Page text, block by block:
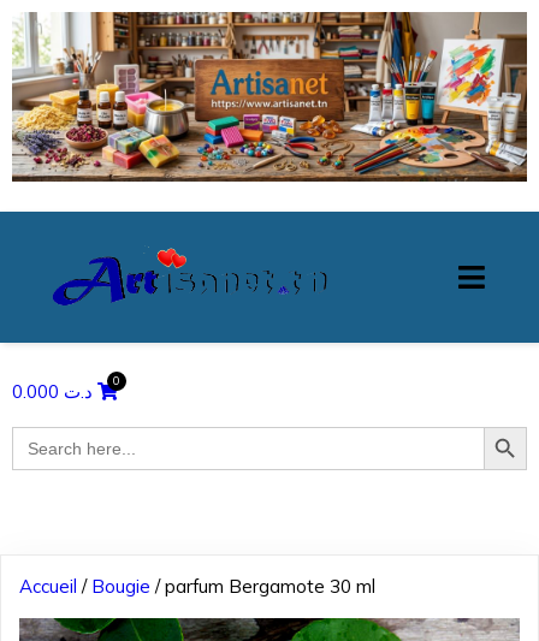
د.ت
Search
for:
Search Button
Accueil / Bougie / parfum Bergamote 30 ml